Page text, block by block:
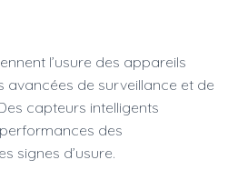
l’usure des appareils
de surveillance et de
capteurs intelligents
des
signes d’usure.